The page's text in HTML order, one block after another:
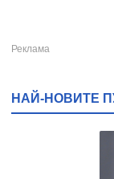
НАЙ-НОВИТЕ